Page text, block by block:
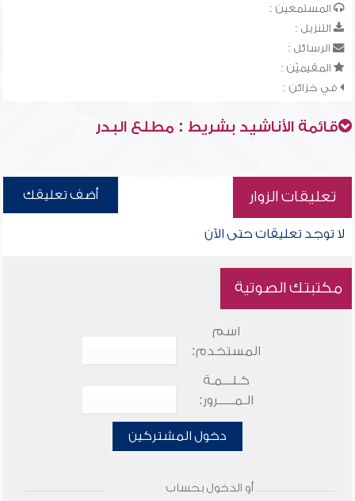
المستمعين :
التنزيل :
الرسائل :
المقيميّن :
في خزائن :
قائمة الأناشيد بشريط : مطلع البدر
تعليقات الزوار أضف تعليقك
لا توجد تعليقات حتى الآن
مكتبتك الصوتية
اسم
المستخدم:
كـلـــمـة
الـمـــــرور:
دخول المشتركين
أو الدخول بحساب